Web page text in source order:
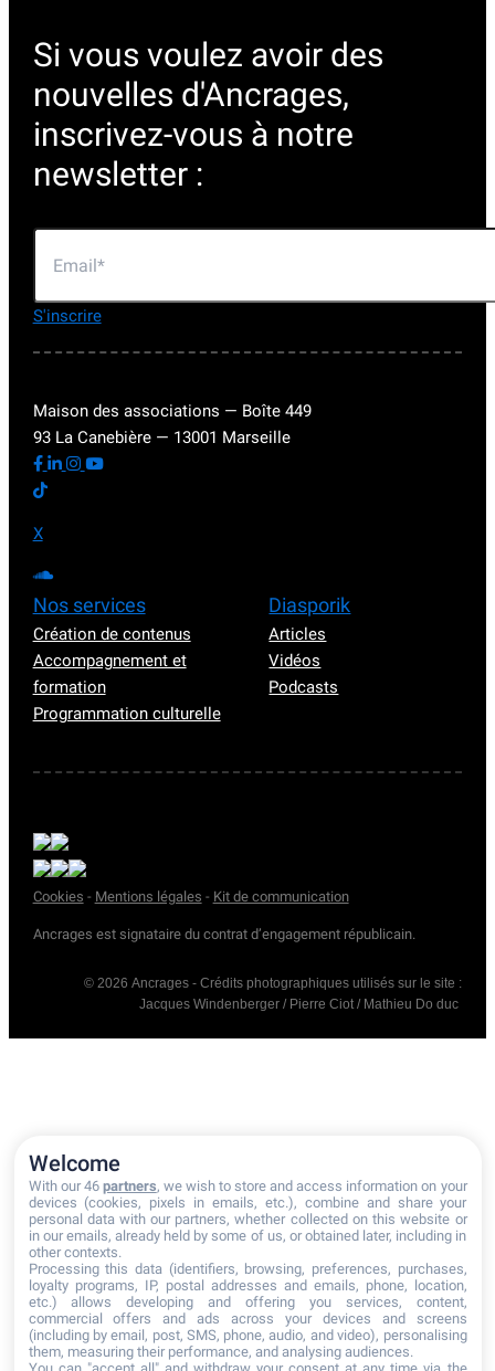
Si vous voulez avoir des
nouvelles d'Ancrages,
inscrivez-vous à notre
newsletter :
S'inscrire
Maison des associations — Boîte 449
93 La Canebière — 13001 Marseille
X
Nos services
Création de contenus
Accompagnement et
formation
Programmation culturelle
Diasporik
Articles
Vidéos
Podcasts
Cookies - Mentions légales - Kit de communication
Ancrages est signataire du contrat d’engagement républicain.
© 2026 Ancrages - Crédits photographiques utilisés sur le site :
Jacques Windenberger / Pierre Ciot / Mathieu Do duc
Welcome
With our 46 partners, we wish to store and access information on your
devices (cookies, pixels in emails, etc.), combine and share your
personal data with our partners, whether collected on this website or
in our emails, already held by some of us, or obtained later, including in
other contexts.
Processing this data (identifiers, browsing, preferences, purchases,
loyalty programs, IP, postal addresses and emails, phone, location,
etc.) allows developing and offering you services, content,
commercial offers and ads across your devices and screens
(including by email, post, SMS, phone, audio, and video), personalising
them, measuring their performance, and analysing audiences.
You can "accept all" and withdraw your consent at any time via the